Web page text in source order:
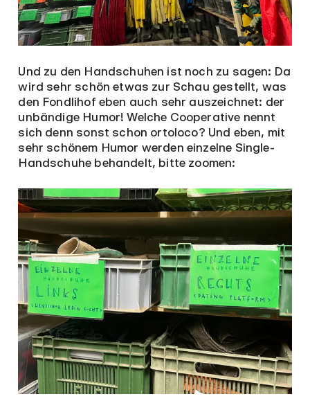
Und zu den Handschuhen ist noch zu sagen: Da
wird sehr schön etwas zur Schau gestellt, was
den Fondlihof eben auch sehr auszeichnet: der
unbändige Humor! Welche Cooperative nennt
sich denn sonst schon ortoloco? Und eben, mit
sehr schönem Humor werden einzelne Single-
Handschuhe behandelt, bitte zoomen: